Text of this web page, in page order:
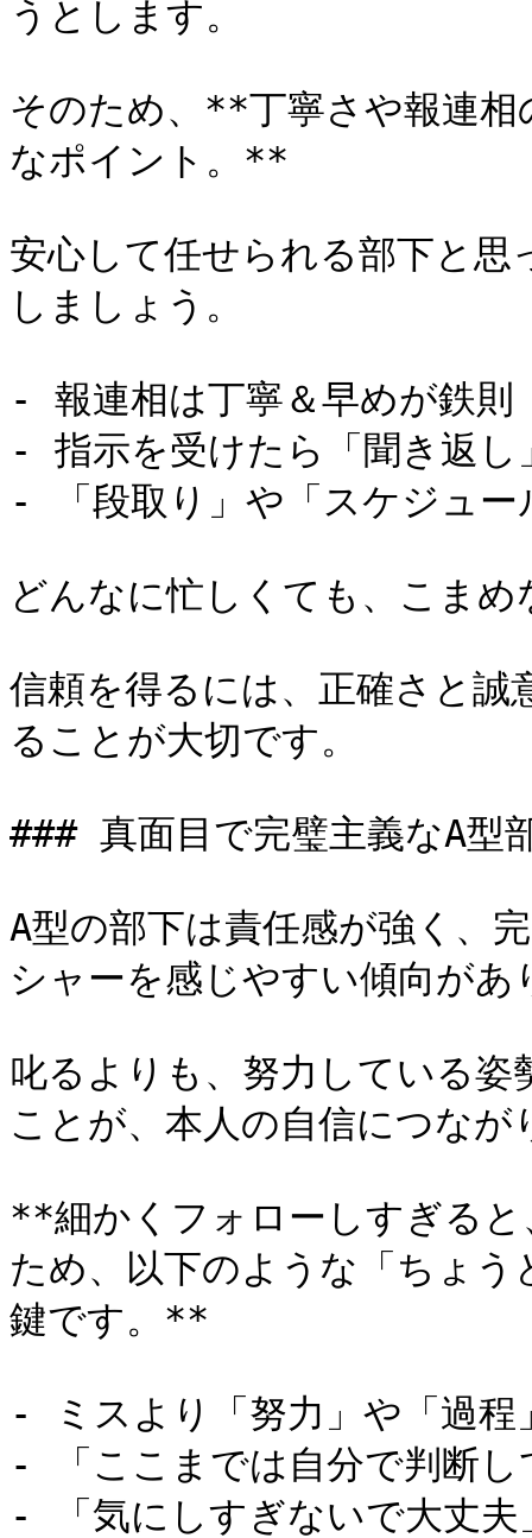
うとします。
そのため、**丁寧さや報連相
なポイント。**
安心して任せられる部下と
しましょう。
- 報連相は丁寧＆早めが鉄則
- 指示を受けたら「聞き返し
- 「段取り」や「スケジュー
どんなに忙しくても、こま
信頼を得るには、正確さと誠
ることが大切です。
### 真面目で完璧主義なA型
A型の部下は責任感が強く、
シャーを感じやすい傾向があ
叱るよりも、努力している
ことが、本人の自信につなが
**細かくフォローしすぎる
ため、以下のような「ちょ
鍵です。**
- ミスより「努力」や「過程
- 「ここまでは自分で判断し
- 「気にしすぎないで大丈夫